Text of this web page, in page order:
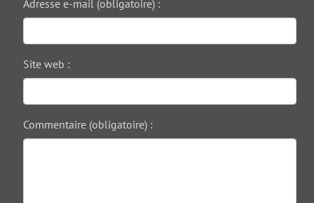
Adresse e-mail (obligatoire) :
Site web :
Commentaire (obligatoire) :